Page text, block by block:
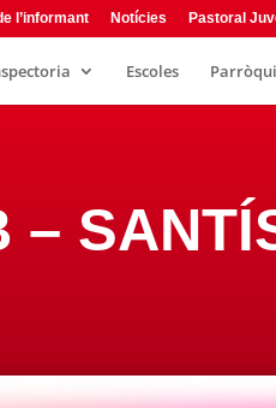
l’informant Notícies Pastoral
Escoles
–